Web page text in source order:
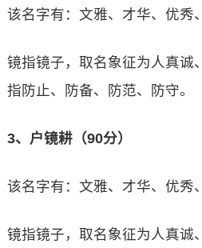
该名字有：文雅、才华、优秀
镜指镜子，取名象征为人真诚
指防止、防备、防范、防守。
3、户镜耕（90分）
该名字有：文雅、才华、优秀
镜指镜子，取名象征为人真诚